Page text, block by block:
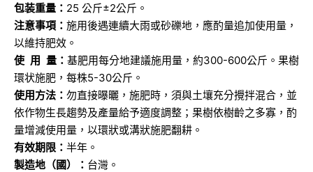
包装重量： 25 公斤±2公斤。
注意事項： 施用後遇連續大雨或砂礫地，應酌量追加使用量，
以維持肥效。
使 用 量： 基肥用每分地建議施用量，約300-600公斤。果樹
環状施肥，每株5-30公斤。
使用方法： 勿直接曝曬，施肥時，須與土壤充分攪拌混合，並
依作物生長趨勢及產量給予適度調整；果樹依樹齡之多寡，酌
量增減使用量，以環狀或溝狀施肥翻耕。
有效期限： 半年。
製造地（國）： 台灣。